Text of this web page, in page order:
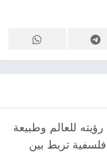
للعالم وطبيعة
تربط بين